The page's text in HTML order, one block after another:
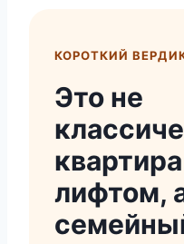
КОРОТКИЙ
Это не
лифтом,